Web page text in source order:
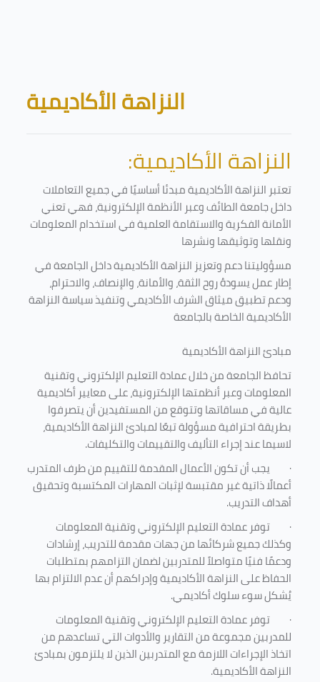
Blocks
النزاهة الأكاديمية
النزاهة الأكاديمية:
تعتبر النزاهة الأكاديمية مبدئا أساسيًا في جميع التعاملات
داخل جامعة الطائف وعبر الأنظمة الإلكترونية، فهي تعني
الأمانة الفكرية والاستقامة العلمية في استخدام المعلومات
ونقلها وتوثيقها ونشرها
مسؤوليتنا دعم وتعزيز النزاهة الأكاديمية داخل الجامعة في
إطار عمل يسودهُ روح الثقة، والأمانة، والإنصاف، والاحترام،
ودعم تطبيق ميثاق الشرف الأكاديمي وتنفيذ سياسة النزاهة
الأكاديمية الخاصة بالجامعة
مبادئ النزاهة الأكاديمية
تحافظ الجامعة من خلال عمادة التعليم الإلكتروني وتقنية
المعلومات وعبر أنظمتها الإلكترونية، على معايير أكاديمية
عالية في مساقاتها وتتوقع من المستفيدين أن يتصرفوا
بطريقة احترافية مسؤولة تبعًا لمبادئ النزاهة الأكاديمية،
لاسيما عند إجراء التأليف والتقييمات والتكليفات.
· يجب أن تكون الأعمال المقدمة للتقييم من طرف المتدرب
أعمالًا ذاتية غير مقتبسة لإثبات المهارات المكتسبة وتحقيق
أهداف التدريب.
· توفر عمادة التعليم الإلكتروني وتقنية المعلومات
وكذلك جميع شركائها من جهات مقدمة للتدريب، إرشادات
ودعمًا فنيًا متواصلاً للمتدربين لضمان التزامهم بمتطلبات
الحفاظ على النزاهة الأكاديمية وإدراكهم أن عدم الالتزام بها
يُشكل سوء سلوك أكاديمي.
· توفر عمادة التعليم الإلكتروني وتقنية المعلومات
للمدربين مجموعة من التقارير والأدوات التي تساعدهم من
اتخاذ الإجراءات اللازمة مع المتدربين الذين لا يلتزمون بمبادئ
النزاهة الأكاديمية.